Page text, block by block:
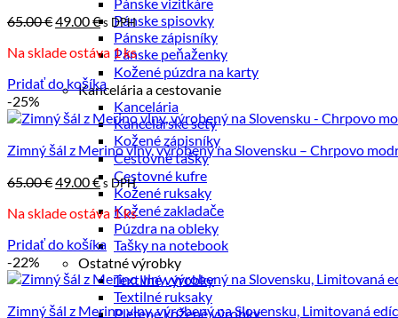
Pánske spisovky
Pánske zápisníky
Pánske peňaženky
Kožené púzdra na karty
Kancelária a cestovanie
Kancelária
Kancelárske sety
Kožené zápisníky
Cestovné tašky
Cestovné kufre
Kožené ruksaky
Kožené zakladače
Púzdra na obleky
Tašky na notebook
Ostatné výrobky
Textilné výrobky
Textilné ruksaky
Pletené kožené výrobky
65.00€Pôvodná
bola:
65.00 €.
49.00€Aktuálna
cena
je:
49.00 €.
s DPH
Na sklade ostáva 1 ks
Pridať do košíka
-25%
Zimný šál z Merino vlny, výrobený na Slovensku – Chrpovo
65.00€Pôvodná
bola:
65.00 €.
49.00€Aktuálna
cena
je:
49.00 €.
s DPH
Na sklade ostáva 1 ks
Pridať do košíka
-22%
Zimný šál z Merino vlny, výrobený na Slovensku, Limitovaná